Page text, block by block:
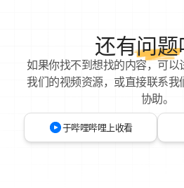
还有问题
如果你找不到想找的内容，可
我们的视频资源，或直接联系
协助。
于哔哩哔哩上收看